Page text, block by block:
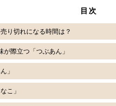
目次
り切れになる時間は？
際立つ「つぶあん」
」
こ」